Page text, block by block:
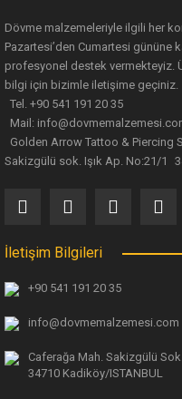
Dövme malzemeleriyle ilgili her
Pazartesi’den Cumartesi gününe
profesyonel destek vermekteyiz.
bilgi için bizimle iletişime geçiniz.
Tel. +90 541 191 20 35
Mail:
Golden Arrow Tattoo & Piercing
Sakizgülü sok. Işık Ap. No:21/1
İletişim Bilgileri
+90 541 191 20 35
info@dovmemalzemesi.com
Caferağa Mah. Sakizgülü
34710 Kadiköy/ISTANBUL